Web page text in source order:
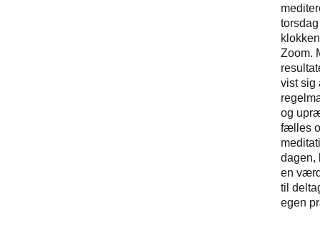
Zoom.
vist sig
og
fælles
dagen,
en
til
egen